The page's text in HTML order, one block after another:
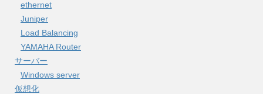
ethernet
Juniper
Load Balancing
YAMAHA Router
サーバー
Windows server
仮想化